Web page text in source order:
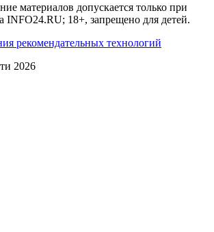
материалов допускается только при
INFO24.RU; 18+, запрещено для детей.
рекомендательных технологий
2026